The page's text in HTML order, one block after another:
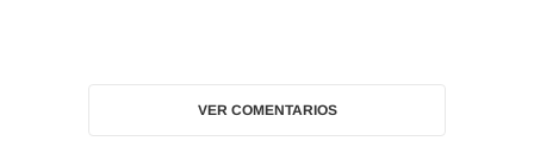
VER COMENTARIOS